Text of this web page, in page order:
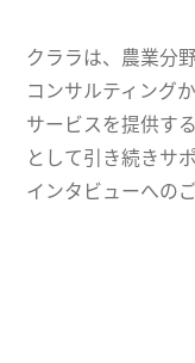
クララは、農業分
コンサルティング
サービスを提供す
として引き続きサ
インタビューへの